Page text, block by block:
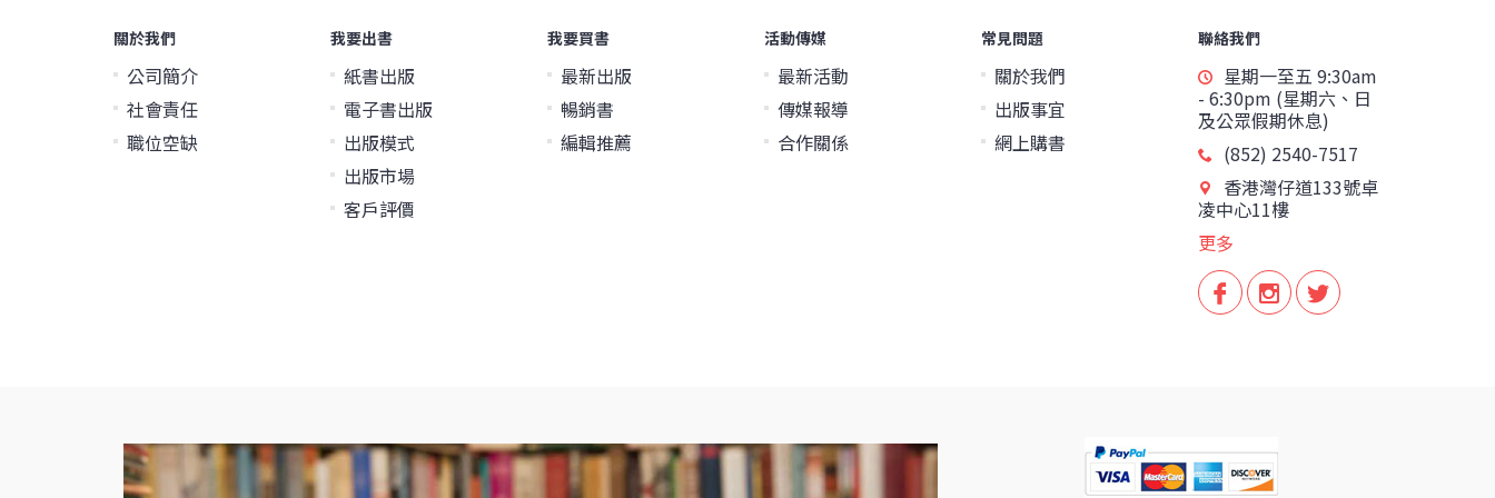
關於我們
公司簡介
社會責任
職位空缺
我要出書
紙書出版
電子書出版
出版模式
出版市場
客戶評價
我要買書
最新出版
暢銷書
編輯推薦
活動傳媒
最新活動
傳媒報導
合作關係
常見問題
關於我們
出版事宜
網上購書
聯絡我們
星期一至五 9:30am
- 6:30pm (星期六、日
及公眾假期休息)
(852) 2540-7517
香港灣仔道133號卓
凌中心11樓
更多